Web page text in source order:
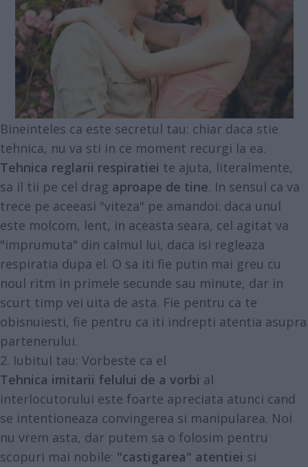
Bineinteles ca este secretul tau: chiar daca stie
tehnica, nu va sti in ce moment recurgi la ea.
Tehnica reglarii respiratiei te ajuta, literalmente,
sa il tii pe cel drag aproape de tine. In sensul ca va
trece pe aceeasi "viteza" pe amandoi: daca unul
este molcom, lent, in aceasta seara, cel agitat va
"imprumuta" din calmul lui, daca isi regleaza
respiratia dupa el. O sa iti fie putin mai greu cu
noul ritm in primele secunde sau minute, dar in
scurt timp vei uita de asta. Fie pentru ca te
obisnuiesti, fie pentru ca iti indrepti atentia asupra
partenerului.
2. Iubitul tau: Vorbeste ca el
Tehnica imitarii felului de a vorbi al
interlocutorului este foarte apreciata atunci cand
se intentioneaza convingerea si manipularea. Noi
nu vrem asta, dar putem sa o folosim pentru
scopuri mai nobile: "castigarea" atentiei si